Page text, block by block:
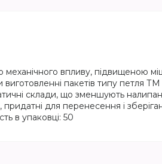
впливу, підвищеною
пакетів типу петля
склади, що зменшують
для перенесення і
в упаковці: 50